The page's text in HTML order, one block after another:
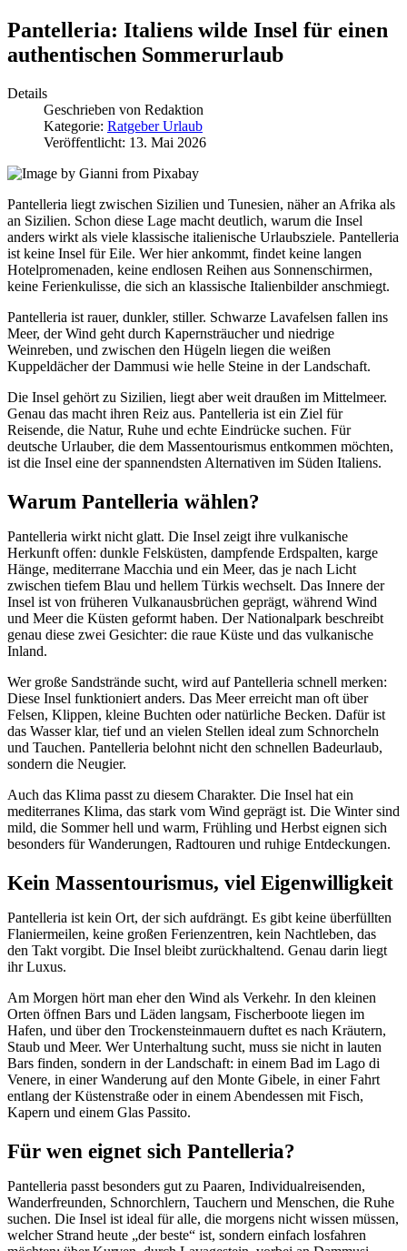
Pantelleria: Italiens wilde Insel für einen
authentischen Sommerurlaub
Details
Geschrieben von Redaktion
Kategorie: Ratgeber Urlaub
Veröffentlicht: 13. Mai 2026
Pantelleria liegt zwischen Sizilien und Tunesien, näher an Afrika als
an Sizilien. Schon diese Lage macht deutlich, warum die Insel
anders wirkt als viele klassische italienische Urlaubsziele. Pantelleria
ist keine Insel für Eile. Wer hier ankommt, findet keine langen
Hotelpromenaden, keine endlosen Reihen aus Sonnenschirmen,
keine Ferienkulisse, die sich an klassische Italienbilder anschmiegt.
Pantelleria ist rauer, dunkler, stiller. Schwarze Lavafelsen fallen ins
Meer, der Wind geht durch Kapernsträucher und niedrige
Weinreben, und zwischen den Hügeln liegen die weißen
Kuppeldächer der Dammusi wie helle Steine in der Landschaft.
Die Insel gehört zu Sizilien, liegt aber weit draußen im Mittelmeer.
Genau das macht ihren Reiz aus. Pantelleria ist ein Ziel für
Reisende, die Natur, Ruhe und echte Eindrücke suchen. Für
deutsche Urlauber, die dem Massentourismus entkommen möchten,
ist die Insel eine der spannendsten Alternativen im Süden Italiens.
Warum Pantelleria wählen?
Pantelleria wirkt nicht glatt. Die Insel zeigt ihre vulkanische
Herkunft offen: dunkle Felsküsten, dampfende Erdspalten, karge
Hänge, mediterrane Macchia und ein Meer, das je nach Licht
zwischen tiefem Blau und hellem Türkis wechselt. Das Innere der
Insel ist von früheren Vulkanausbrüchen geprägt, während Wind
und Meer die Küsten geformt haben. Der Nationalpark beschreibt
genau diese zwei Gesichter: die raue Küste und das vulkanische
Inland.
Wer große Sandstrände sucht, wird auf Pantelleria schnell merken:
Diese Insel funktioniert anders. Das Meer erreicht man oft über
Felsen, Klippen, kleine Buchten oder natürliche Becken. Dafür ist
das Wasser klar, tief und an vielen Stellen ideal zum Schnorcheln
und Tauchen. Pantelleria belohnt nicht den schnellen Badeurlaub,
sondern die Neugier.
Auch das Klima passt zu diesem Charakter. Die Insel hat ein
mediterranes Klima, das stark vom Wind geprägt ist. Die Winter sind
mild, die Sommer hell und warm, Frühling und Herbst eignen sich
besonders für Wanderungen, Radtouren und ruhige Entdeckungen.
Kein Massentourismus, viel Eigenwilligkeit
Pantelleria ist kein Ort, der sich aufdrängt. Es gibt keine überfüllten
Flaniermeilen, keine großen Ferienzentren, kein Nachtleben, das
den Takt vorgibt. Die Insel bleibt zurückhaltend. Genau darin liegt
ihr Luxus.
Am Morgen hört man eher den Wind als Verkehr. In den kleinen
Orten öffnen Bars und Läden langsam, Fischerboote liegen im
Hafen, und über den Trockensteinmauern duftet es nach Kräutern,
Staub und Meer. Wer Unterhaltung sucht, muss sie nicht in lauten
Bars finden, sondern in der Landschaft: in einem Bad im Lago di
Venere, in einer Wanderung auf den Monte Gibele, in einer Fahrt
entlang der Küstenstraße oder in einem Abendessen mit Fisch,
Kapern und einem Glas Passito.
Für wen eignet sich Pantelleria?
Pantelleria passt besonders gut zu Paaren, Individualreisenden,
Wanderfreunden, Schnorchlern, Tauchern und Menschen, die Ruhe
suchen. Die Insel ist ideal für alle, die morgens nicht wissen müssen,
welcher Strand heute „der beste“ ist, sondern einfach losfahren